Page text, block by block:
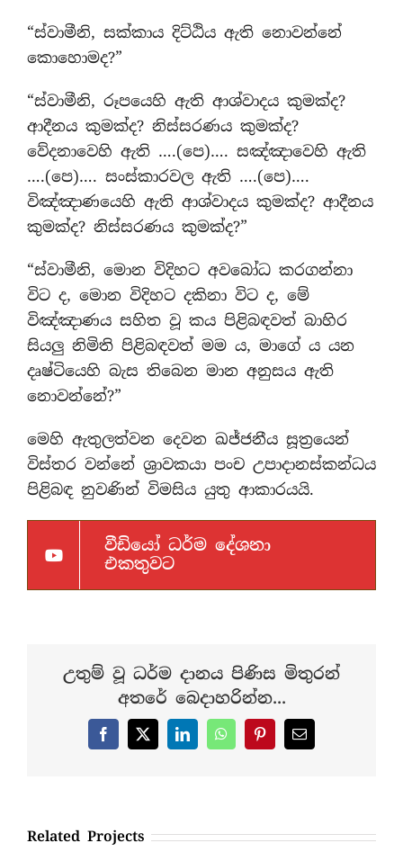
“ස්වාමීනි, සක්කාය දිට්ඨිය ඇති නොවන්නේ
කොහොමද?”
“ස්වාමීනි, රූපයෙහි ඇති ආශ්වාදය කුමක්ද?
ආදීනය කුමක්ද? නිස්සරණය කුමක්ද?
වේදනාවෙහි ඇති ….(පෙ)…. සඤ්ඤාවෙහි ඇති
….(පෙ)…. සංස්කාරවල ඇති ….(පෙ)….
විඤ්ඤාණයෙහි ඇති ආශ්වාදය කුමක්ද? ආදීනය
කුමක්ද? නිස්සරණය කුමක්ද?”
“ස්වාමීනි, මොන විදිහට අවබෝධ කරගන්නා
විට ද, මොන විදිහට දකිනා විට ද, මේ
විඤ්ඤාණය සහිත වූ කය පිළිබඳවත් බාහිර
සියලු නිමිති පිළිබඳවත් මම ය, මාගේ ය යන
දෘෂ්ටියෙහි බැස තිබෙන මාන අනුසය ඇති
නොවන්නේ?”
මෙහි ඇතුලත්වන දෙවන ඛජ්ජනීය සූත්‍රයෙන්
විස්තර වන්නේ ශ්‍රාවකයා පංච උපාදානස්කන්ධය
පිළිබඳ නුවණින් විමසිය යුතු ආකාරයයි.
වීඩියෝ ධර්ම දේශනා
එකතුවට
උතුම් වූ ධර්ම දානය පිණිස මිතුරන්
අතරේ බෙදාහරින්න...
Facebook
X LinkedInWhatsAppPinterestEmail
Related Projects